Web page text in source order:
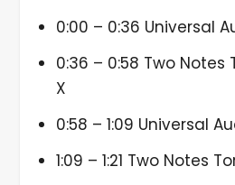
0:00 – 0:36 Universal
0:36 – 0:58 Two
X
0:58 – 1:09 Universal
1:09 – 1:21 Two Notes